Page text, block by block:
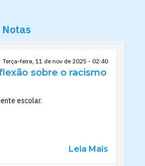
Notas
Terça-feira, 11 de nov de 2025 - 02:40
sobre o racismo
escolar.
Leia Mais